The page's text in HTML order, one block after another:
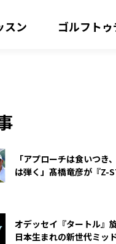
スン ゴルフトゥ
「アプローチは食いつき
は弾く」髙橋竜彦が『Z-
オデッセイ『タートル』
日本生まれの新世代ミッ